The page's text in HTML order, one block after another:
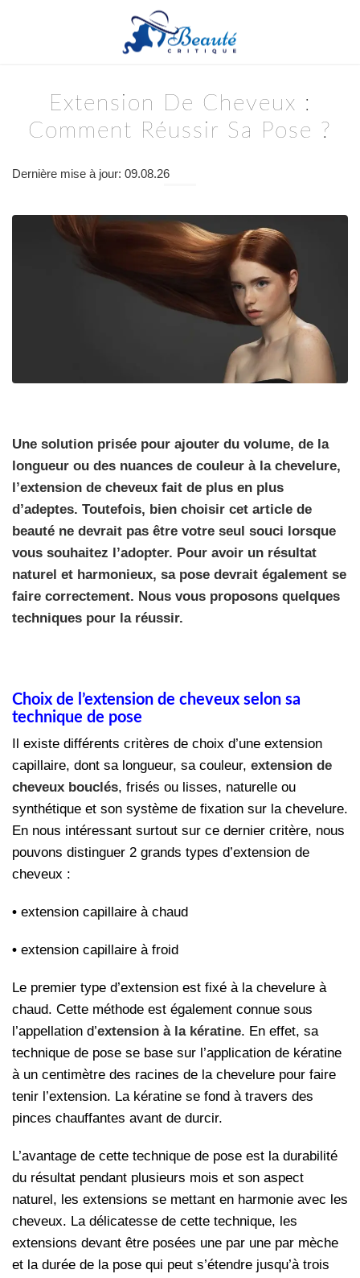
Extension De Cheveux :
Comment Réussir Sa Pose ?
Dernière mise à jour: 09.08.26
Une solution prisée pour ajouter du volume, de la
longueur ou des nuances de couleur à la chevelure,
l’extension de cheveux fait de plus en plus
d’adeptes. Toutefois, bien choisir cet article de
beauté ne devrait pas être votre seul souci lorsque
vous souhaitez l’adopter. Pour avoir un résultat
naturel et harmonieux, sa pose devrait également se
faire correctement. Nous vous proposons quelques
techniques pour la réussir.
Choix de l’extension de cheveux selon sa
technique de pose
Il existe différents critères de choix d’une extension
capillaire, dont sa longueur, sa couleur, extension de
cheveux bouclés, frisés ou lisses, naturelle ou
synthétique et son système de fixation sur la chevelure.
En nous intéressant surtout sur ce dernier critère, nous
pouvons distinguer 2 grands types d’extension de
cheveux :
• extension capillaire à chaud
• extension capillaire à froid
Le premier type d’extension est fixé à la chevelure à
chaud. Cette méthode est également connue sous
l’appellation d’extension à la kératine. En effet, sa
technique de pose se base sur l’application de kératine
à un centimètre des racines de la chevelure pour faire
tenir l’extension. La kératine se fond à travers des
pinces chauffantes avant de durcir.
L’avantage de cette technique de pose est la durabilité
du résultat pendant plusieurs mois et son aspect
naturel, les extensions se mettant en harmonie avec les
cheveux. La délicatesse de cette technique, les
extensions devant être posées une par une par mèche
et la durée de la pose qui peut s’étendre jusqu’à trois